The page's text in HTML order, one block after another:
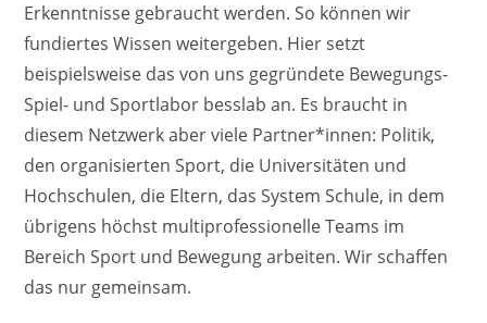
Erkenntnisse gebraucht werden. So können wir
fundiertes Wissen weitergeben. Hier setzt
beispielsweise das von uns gegründete Bewegungs-
Spiel- und Sportlabor besslab an. Es braucht in
diesem Netzwerk aber viele Partner*innen: Politik,
den organisierten Sport, die Universitäten und
Hochschulen, die Eltern, das System Schule, in dem
übrigens höchst multiprofessionelle Teams im
Bereich Sport und Bewegung arbeiten. Wir schaffen
das nur gemeinsam.